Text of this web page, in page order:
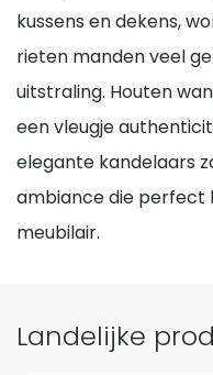
kussens en dekens,
rieten manden veel
uitstraling. Houten
een vleugje
elegante kandelaars
ambiance die
meubilair.
Landelijke